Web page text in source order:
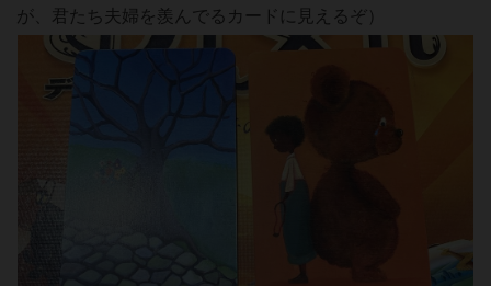
が、君たち夫婦を羨んでるカードに見えるぞ）